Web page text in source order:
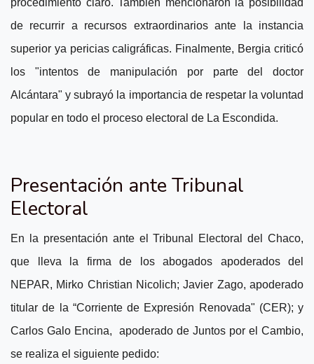
procedimiento claro. También mencionaron la posibilidad
de recurrir a recursos extraordinarios ante la instancia
superior ya pericias caligráficas. Finalmente, Bergia criticó
los "intentos de manipulación por parte del doctor
Alcántara" y subrayó la importancia de respetar la voluntad
popular en todo el proceso electoral de La Escondida.
Presentación ante Tribunal
Electoral
En la presentación ante el Tribunal Electoral del Chaco,
que lleva la firma de los abogados apoderados del
NEPAR, Mirko Christian Nicolich; Javier Zago, apoderado
titular de la “Corriente de Expresión Renovada" (CER); y
Carlos Galo Encina, apoderado de Juntos por el Cambio,
se realiza el siguiente pedido: